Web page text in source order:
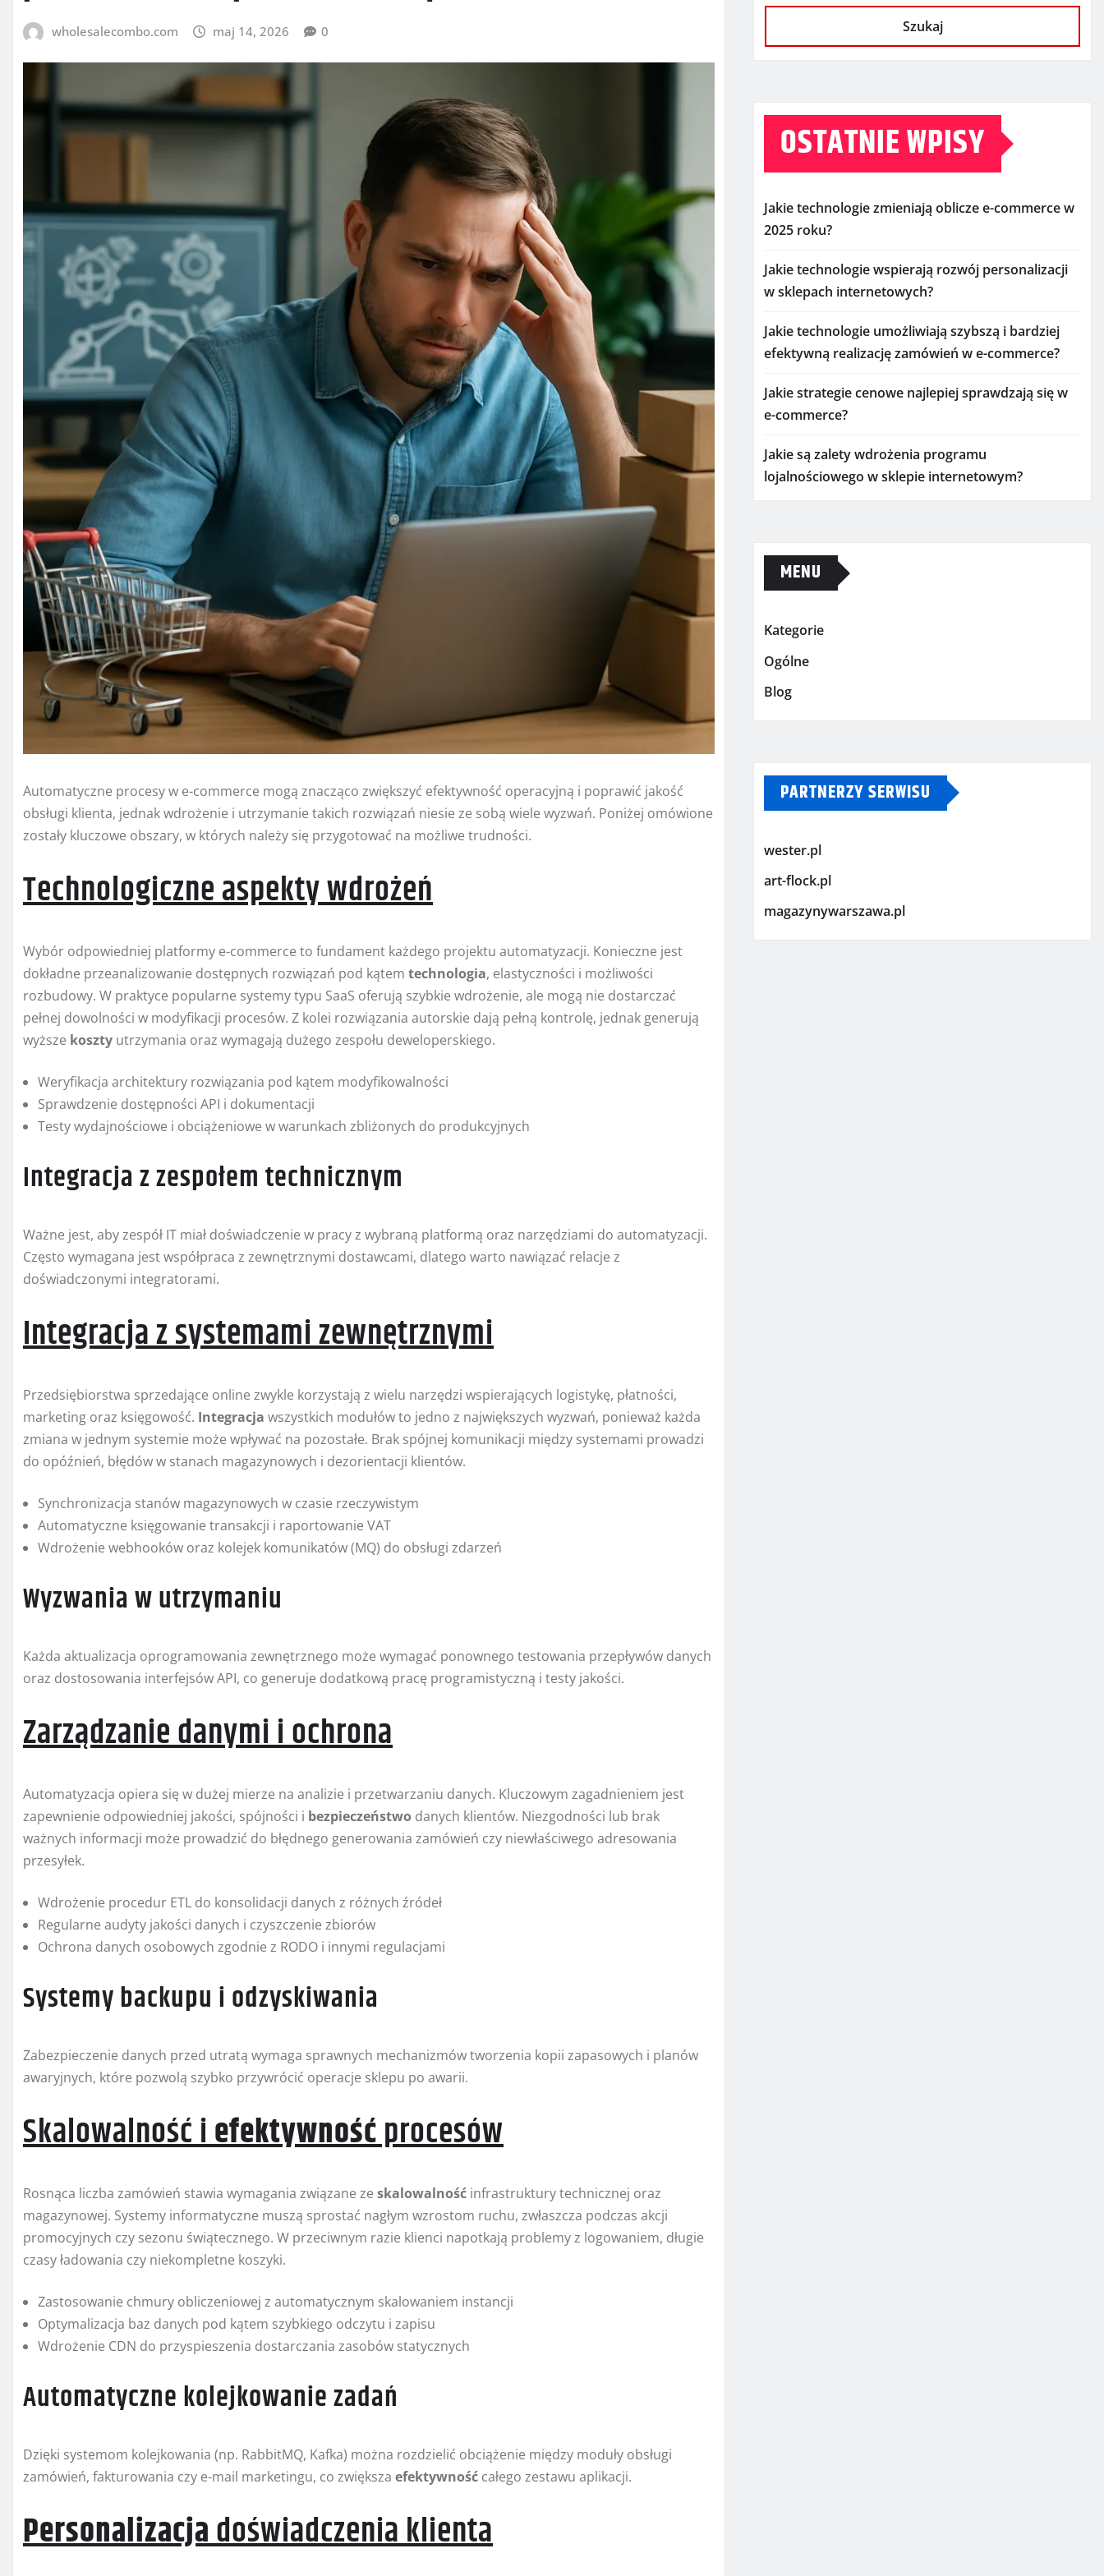
wholesalecombo.com maj 14, 2026 0
Automatyczne procesy w e-commerce mogą znacząco zwiększyć efektywność operacyjną i poprawić jakość
obsługi klienta, jednak wdrożenie i utrzymanie takich rozwiązań niesie ze sobą wiele wyzwań. Poniżej omówione
zostały kluczowe obszary, w których należy się przygotować na możliwe trudności.
Technologiczne aspekty wdrożeń
Wybór odpowiedniej platformy e-commerce to fundament każdego projektu automatyzacji. Konieczne jest
dokładne przeanalizowanie dostępnych rozwiązań pod kątem technologia, elastyczności i możliwości
rozbudowy. W praktyce popularne systemy typu SaaS oferują szybkie wdrożenie, ale mogą nie dostarczać
pełnej dowolności w modyfikacji procesów. Z kolei rozwiązania autorskie dają pełną kontrolę, jednak generują
wyższe koszty utrzymania oraz wymagają dużego zespołu deweloperskiego.
Weryfikacja architektury rozwiązania pod kątem modyfikowalności
Sprawdzenie dostępności API i dokumentacji
Testy wydajnościowe i obciążeniowe w warunkach zbliżonych do produkcyjnych
Integracja z zespołem technicznym
Ważne jest, aby zespół IT miał doświadczenie w pracy z wybraną platformą oraz narzędziami do automatyzacji.
Często wymagana jest współpraca z zewnętrznymi dostawcami, dlatego warto nawiązać relacje z
doświadczonymi integratorami.
Integracja z systemami zewnętrznymi
Przedsiębiorstwa sprzedające online zwykle korzystają z wielu narzędzi wspierających logistykę, płatności,
marketing oraz księgowość. Integracja wszystkich modułów to jedno z największych wyzwań, ponieważ każda
zmiana w jednym systemie może wpływać na pozostałe. Brak spójnej komunikacji między systemami prowadzi
do opóźnień, błędów w stanach magazynowych i dezorientacji klientów.
Synchronizacja stanów magazynowych w czasie rzeczywistym
Automatyczne księgowanie transakcji i raportowanie VAT
Wdrożenie webhooków oraz kolejek komunikatów (MQ) do obsługi zdarzeń
Wyzwania w utrzymaniu
Każda aktualizacja oprogramowania zewnętrznego może wymagać ponownego testowania przepływów danych
oraz dostosowania interfejsów API, co generuje dodatkową pracę programistyczną i testy jakości.
Zarządzanie danymi i ochrona
Automatyzacja opiera się w dużej mierze na analizie i przetwarzaniu danych. Kluczowym zagadnieniem jest
zapewnienie odpowiedniej jakości, spójności i bezpieczeństwo danych klientów. Niezgodności lub brak
ważnych informacji może prowadzić do błędnego generowania zamówień czy niewłaściwego adresowania
przesyłek.
Wdrożenie procedur ETL do konsolidacji danych z różnych źródeł
Regularne audyty jakości danych i czyszczenie zbiorów
Ochrona danych osobowych zgodnie z RODO i innymi regulacjami
Systemy backupu i odzyskiwania
Zabezpieczenie danych przed utratą wymaga sprawnych mechanizmów tworzenia kopii zapasowych i planów
awaryjnych, które pozwolą szybko przywrócić operacje sklepu po awarii.
Skalowalność iefektywnośćprocesów
Rosnąca liczba zamówień stawia wymagania związane ze skalowalność infrastruktury technicznej oraz
magazynowej. Systemy informatyczne muszą sprostać nagłym wzrostom ruchu, zwłaszcza podczas akcji
promocyjnych czy sezonu świątecznego. W przeciwnym razie klienci napotkają problemy z logowaniem, długie
czasy ładowania czy niekompletne koszyki.
Zastosowanie chmury obliczeniowej z automatycznym skalowaniem instancji
Optymalizacja baz danych pod kątem szybkiego odczytu i zapisu
Wdrożenie CDN do przyspieszenia dostarczania zasobów statycznych
Automatyczne kolejkowanie zadań
Dzięki systemom kolejkowania (np. RabbitMQ, Kafka) można rozdzielić obciążenie między moduły obsługi
zamówień, fakturowania czy e-mail marketingu, co zwiększa efektywność całego zestawu aplikacji.
Personalizacjadoświadczenia klienta
Szukaj
OSTATNIE WPISY
Jakie technologie zmieniają oblicze e-commerce w
2025 roku?
Jakie technologie wspierają rozwój personalizacji
w sklepach internetowych?
Jakie technologie umożliwiają szybszą i bardziej
efektywną realizację zamówień w e-commerce?
Jakie strategie cenowe najlepiej sprawdzają się w
e-commerce?
Jakie są zalety wdrożenia programu
lojalnościowego w sklepie internetowym?
MENU
Kategorie
Ogólne
Blog
PARTNERZY SERWISU
wester.pl
art-flock.pl
magazynywarszawa.pl